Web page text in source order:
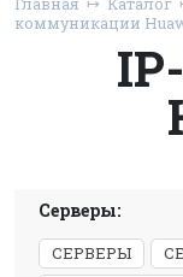
коммуникации
Серверы:
СЕРВЕРЫ